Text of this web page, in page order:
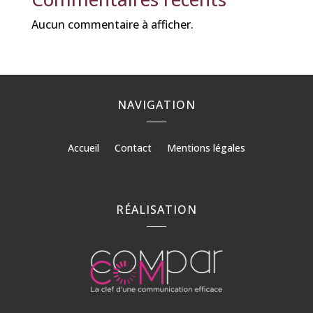
Aucun commentaire à afficher.
NAVIGATION
Accueil Contact Mentions légales
RÉALISATION